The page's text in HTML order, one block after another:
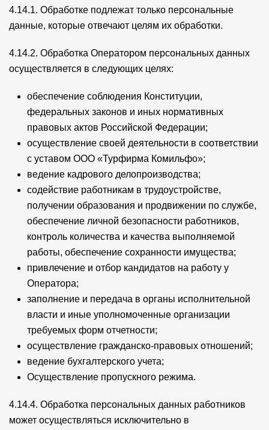
4.14.1. Обработке подлежат только персональные
данные, которые отвечают целям их обработки.
4.14.2. Обработка Оператором персональных данных
осуществляется в следующих целях:
обеспечение соблюдения Конституции,
федеральных законов и иных нормативных
правовых актов Российской Федерации;
осуществление своей деятельности в соответствии
с уставом ООО «Турфирма Комильфо»;
ведение кадрового делопроизводства;
содействие работникам в трудоустройстве,
получении образования и продвижении по службе,
обеспечение личной безопасности работников,
контроль количества и качества выполняемой
работы, обеспечение сохранности имущества;
привлечение и отбор кандидатов на работу у
Оператора;
заполнение и передача в органы исполнительной
власти и иные уполномоченные организации
требуемых форм отчетности;
осуществление гражданско-правовых отношений;
ведение бухгалтерского учета;
Осуществление пропускного режима.
4.14.4. Обработка персональных данных работников
может осуществляться исключительно в